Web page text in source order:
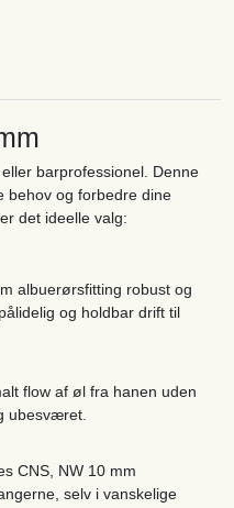
barprofessionel. Denne
behov og forbedre dine
det ideelle valg:
albuerørsfitting robust og
og holdbar drift til
flow af øl fra hanen uden
ubesværet.
CNS, NW 10 mm
selv i vanskelige